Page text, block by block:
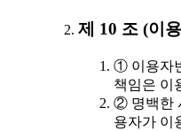
제 10 조 (이
① 이용자
책임은 이
② 명백한
용자가 이